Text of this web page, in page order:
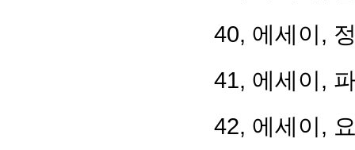
40, 에세이,
41, 에세이,
42, 에세이,